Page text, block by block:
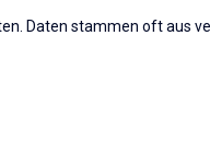
Daten stammen oft aus